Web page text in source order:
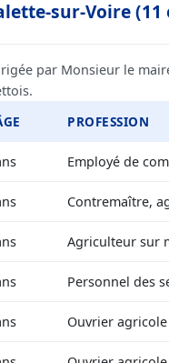
sur-Voire (11
par Monsieur le
PROFESSION
Employé de
Contremaître,
Agriculteur sur
Personnel des
Ouvrier agricole